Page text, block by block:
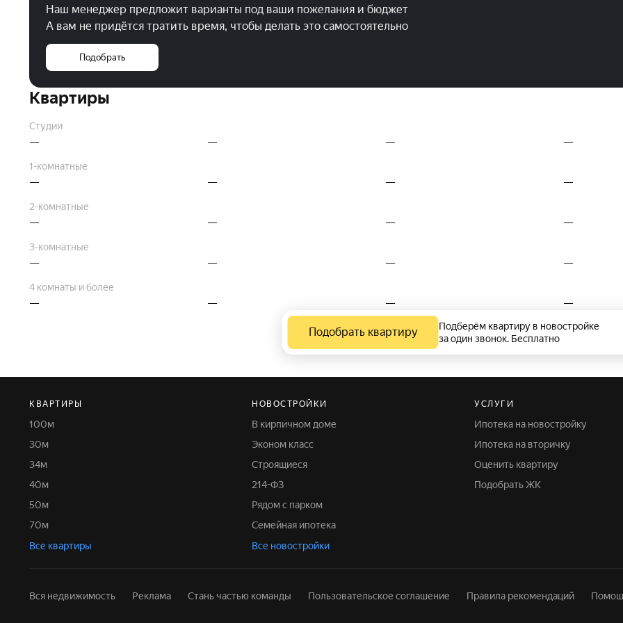
Наш менеджер предложит варианты под ваши пожелания и бюджет
А вам не придётся тратить время, чтобы делать это самостоятельно
Подобрать
Квартиры
Студии
— — — —
1-комнатные
— — — —
2-комнатные
— — — —
3-комнатные
— — — —
4 комнаты и более
— — — —
Подобрать квартиру
Подберём квартиру в новостройке
за один звонок. Бесплатно
КВАРТИРЫ
100м
30м
34м
40м
50м
70м
Все квартиры
НОВОСТРОЙКИ
В кирпичном доме
Эконом класс
Строящиеся
214-ФЗ
Рядом с парком
Семейная ипотека
Все новостройки
УСЛУГИ
Ипотека на новостройку
Ипотека на вторичку
Оценить квартиру
Подобрать ЖК
Вся недвижимость Реклама Стань частью команды Пользовательское соглашение Правила рекомендаций